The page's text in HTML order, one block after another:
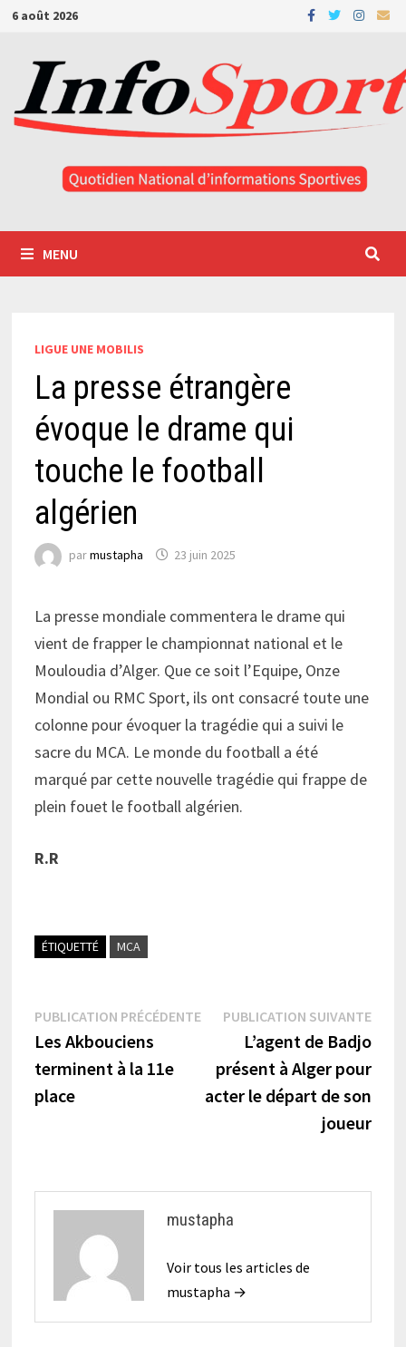
Passer
contenu
6 août 2026
MENU
LIGUE UNE MOBILIS
La presse étrangère
évoque le drame qui
touche le football
algérien
parmustapha 23 juin 2025
La presse mondiale commentera le drame qui
vient de frapper le championnat national et le
Mouloudia d’Alger. Que ce soit l’Equipe, Onze
Mondial ou RMC Sport, ils ont consacré toute une
colonne pour évoquer la tragédie qui a suivi le
sacre du MCA. Le monde du football a été
marqué par cette nouvelle tragédie qui frappe de
plein fouet le football algérien.
R.R
ÉTIQUETTÉ MCA
Navigation
de
l’article
PUBLICATION PRÉCÉDENTEPublication
précédente :
Les Akbouciens
terminent à la 11e
place
PUBLICATION SUIVANTE
L’agent de Badjo
présent à Alger pour
acter le départ de son
joueur
mustapha
Voir tous les articles de
mustapha →